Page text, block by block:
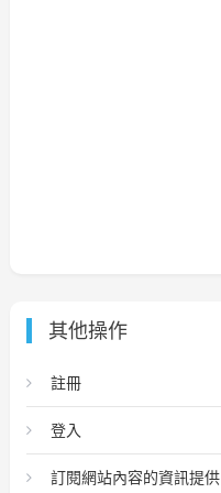
其他操作
註冊
登入
訂閱網站內容的資訊提供